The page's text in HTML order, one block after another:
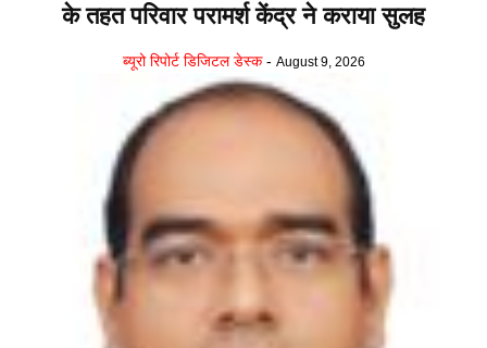
के तहत परिवार परामर्श केंद्र ने कराया सुलह
ब्यूरो रिपोर्ट डिजिटल डेस्क - August 9, 2026